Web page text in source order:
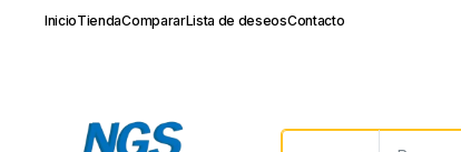
InicioTiendaCompararLista de deseosContacto